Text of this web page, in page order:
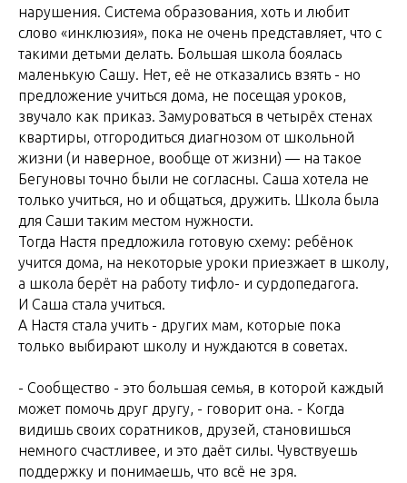
нарушения. Система образования, хоть и любит
слово «инклюзия», пока не очень представляет, что с
такими детьми делать. Большая школа боялась
маленькую Сашу. Нет, её не отказались взять - но
предложение учиться дома, не посещая уроков,
звучало как приказ. Замуроваться в четырёх стенах
квартиры, отгородиться диагнозом от школьной
жизни (и наверное, вообще от жизни) — на такое
Бегуновы точно были не согласны. Саша хотела не
только учиться, но и общаться, дружить. Школа была
для Саши таким местом нужности.
Тогда Настя предложила готовую схему: ребёнок
учится дома, на некоторые уроки приезжает в школу,
а школа берёт на работу тифло- и сурдопедагога.
И Саша стала учиться.
А Настя стала учить - других мам, которые пока
только выбирают школу и нуждаются в советах.
- Сообщество - это большая семья, в которой каждый
может помочь друг другу, - говорит она. - Когда
видишь своих соратников, друзей, становишься
немного счастливее, и это даёт силы. Чувствуешь
поддержку и понимаешь, что всё не зря.